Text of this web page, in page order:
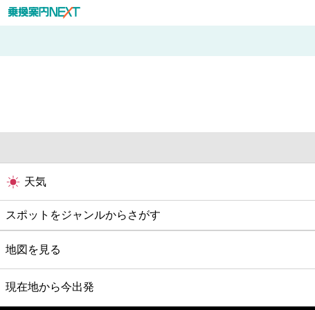
天気
スポットをジャンルからさがす
グルメ
映画
地図を見る
現在地から今出発